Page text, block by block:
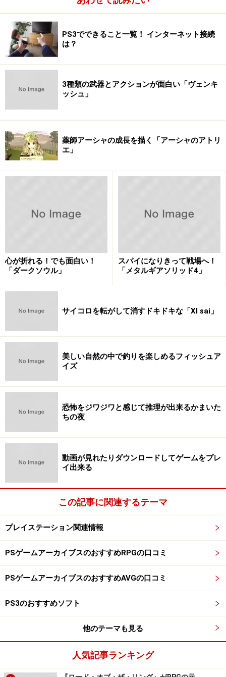
アダルトコンテンツの推移
順番はともかくビデオデッキ登場以前とはまったく隔世
の感があるアダルトコンテンツ。
新しいメディアとしてBlu-rayDiscにも対応したPS3で
か…？
ここ数年アダルトの業界にも大きな変化があるらしく、
のみならず、アダルトにとっても変革のときである。
なかったアダルト作品が家庭で見れるようになり、
DVD登場時には気軽に購入できる作品が安価に提供さ
インターネット登場時には店舗まで足を運ばなくとも家
に居ながらストリーミングやダウンロードで視聴できる
次に登場したのはBlu-rayDisc。それも今回はBlu-rayDisc
が再生できるPS3でのアダルトを検証してみたい。
※記事内容は執筆時点のものです。最新の内容をご確認くださ
PS3でできること一覧！ インターネット接続
は？
3種類の武器とアクションが面白い「ヴェンキ
ッシュ」
薬師アーシャの成長を描く「アーシャのアトリ
エ」
心が折れる！でも面白い！
「ダークソウル」
スパイになりきって戦場へ！
「メタルギアソリッド4」
サイコロを転がして消すドキドキな「XI sai」
美しい自然の中で釣りを楽しめるフィッシュア
イズ
恐怖をジワジワと感じて推理が出来るかまいた
ちの夜
動画が見れたりダウンロードしてゲームをプレ
イ出来る
この記事に関連するテーマ
プレイステーション関連情報
PSゲームアーカイブスのおすすめRPGの口コミ
PSゲームアーカイブスのおすすめAVGの口コミ
PS3のおすすめソフト
他のテーマも見る
人気記事ランキング